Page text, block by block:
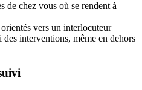
de chez vous où se rendent à
vers un interlocuteur
interventions, même en dehors